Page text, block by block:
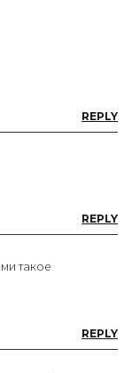
REPLY
REPLY
такое
REPLY